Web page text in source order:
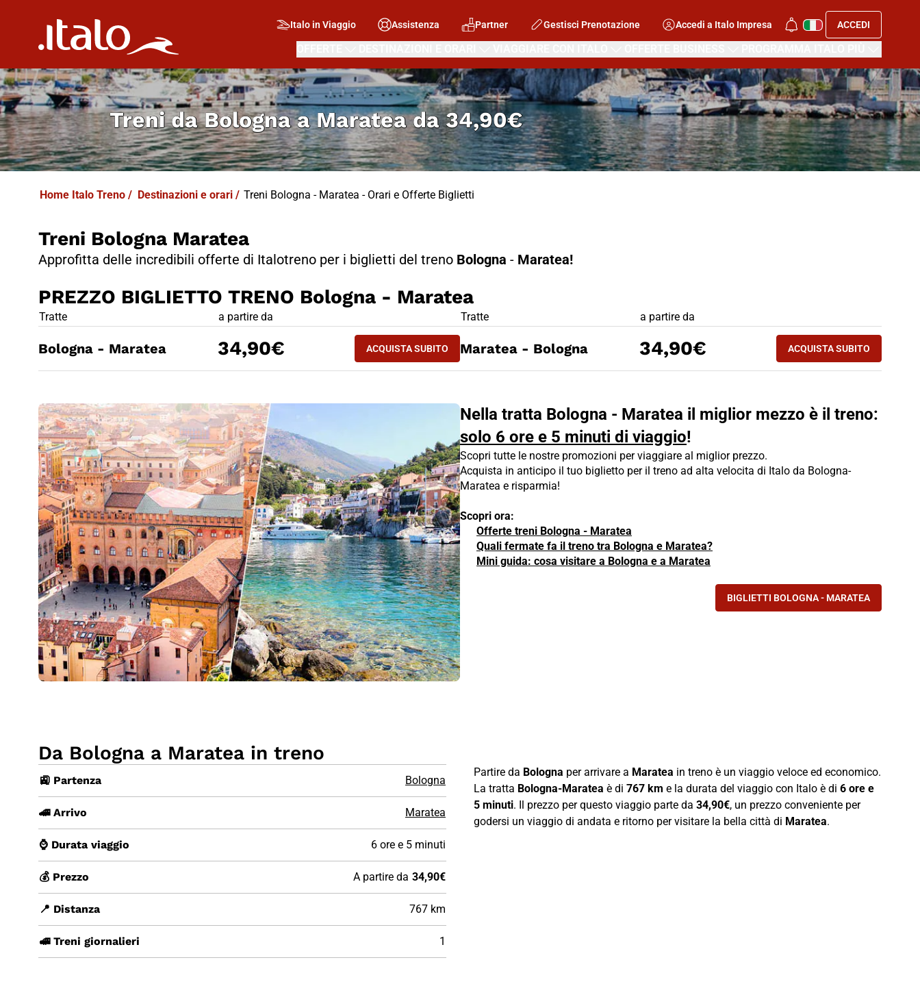
Italo in Viaggio Assistenza Partner Gestisci Prenotazione Accedi a Italo Impresa ACCEDI
Treni daBologna a Marateada34,90€
Home Italo Treno / Destinazioni e orari / Treni Bologna - Maratea - Orari e Offerte Biglietti
Treni Bologna Maratea
Approfitta delle incredibili offerte di Italotreno per i biglietti del treno Bologna - Maratea!
PREZZO BIGLIETTO TRENO Bologna - Maratea
PREZZO BIGLIETTO TRENO Bologna - Maratea
Tratte a partire da
ACQUISTA SUBITO
Bologna - Maratea 34,90€ ACQUISTA SUBITOBOLOGNA - MARATEA
PREZZO BIGLIETTO TRENO Bologna - Maratea
Tratte a partire da
ACQUISTA SUBITO
Maratea - Bologna 34,90€ ACQUISTA SUBITO
MARATEA -
Nella tratta Bologna - Maratea il miglior mezzo è il treno:
solo 6 ore e 5 minuti di viaggio!
Scopri tutte le nostre promozioni per viaggiare al miglior prezzo.
Acquista in anticipo il tuo biglietto per il treno ad alta velocita di Italo da Bologna-
Maratea e risparmia!
Scopri ora:
Offerte treni Bologna - Maratea
Quali fermate fa il treno tra Bologna e Maratea?
Mini guida: cosa visitare a Bologna e a Maratea
BIGLIETTI BOLOGNA - MARATEA
Da Bologna a Maratea in treno
🚉 Partenza Bologna
🚄 Arrivo Maratea
⌚ Durata viaggio 6 ore e 5 minuti
💰 Prezzo A partire da 34,90€
📍 Distanza 767 km
🚅 Treni giornalieri 1
Partire da Bologna per arrivare a Maratea in treno è un viaggio veloce ed economico.
La tratta Bologna-Maratea è di 767 km e la durata del viaggio con Italo è di 6 ore e
5 minuti. Il prezzo per questo viaggio parte da 34,90€, un prezzo conveniente per
godersi un viaggio di andata e ritorno per visitare la bella città di Maratea.